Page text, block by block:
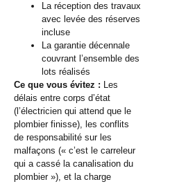
La réception des travaux
avec levée des réserves
incluse
La garantie décennale
couvrant l’ensemble des
lots réalisés
Ce que vous évitez : Les
délais entre corps d’état
(l’électricien qui attend que le
plombier finisse), les conflits
de responsabilité sur les
malfaçons (« c’est le carreleur
qui a cassé la canalisation du
plombier »), et la charge